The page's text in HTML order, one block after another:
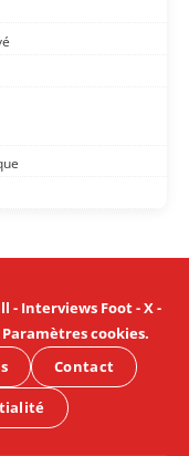
- Interviews Foot-X-
Paramètres cookies.
Contact